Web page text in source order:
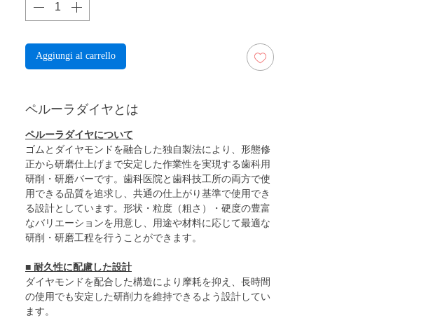
Aggiungi al carrello
ペルーラダイヤとは
ペルーラダイヤについて
ゴムとダイヤモンドを融合した独自製法により、形態修
正から研磨仕上げまで安定した作業性を実現する歯科用
研削・研磨バーです。歯科医院と歯科技工所の両方で使
用できる品質を追求し、共通の仕上がり基準で使用でき
る設計としています。形状・粒度（粗さ）・硬度の豊富
なバリエーションを用意し、用途や材料に応じて最適な
研削・研磨工程を行うことができます。
■ 耐久性に配慮した設計
ダイヤモンドを配合した構造により摩耗を抑え、長時間
の使用でも安定した研削力を維持できるよう設計してい
ます。